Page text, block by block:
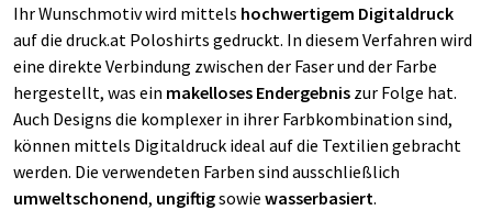
Ihr Wunschmotiv wird mittels hochwertigem Digitaldruck
auf die druck.at Poloshirts gedruckt. In diesem Verfahren wird
eine direkte Verbindung zwischen der Faser und der Farbe
hergestellt, was ein makelloses Endergebnis zur Folge hat.
Auch Designs die komplexer in ihrer Farbkombination sind,
können mittels Digitaldruck ideal auf die Textilien gebracht
werden. Die verwendeten Farben sind ausschließlich
umweltschonend, ungiftigsowie wasserbasiert.